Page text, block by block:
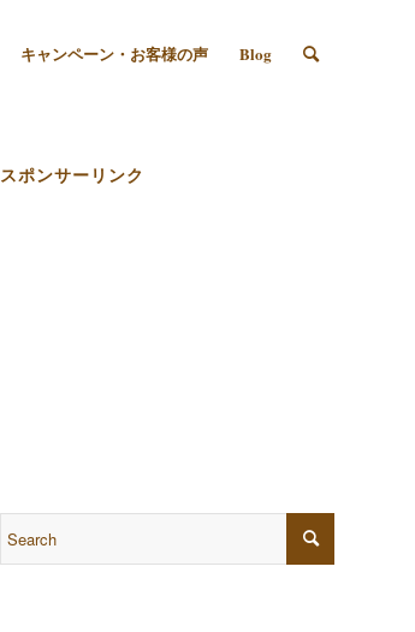
キャンペーン・お客様の声 Blog
スポンサーリンク